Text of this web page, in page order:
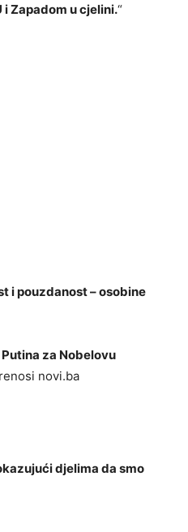
Zapadom u cjelini.“
i pouzdanost – osobine
za Nobelovu
novi.ba
djelima da smo